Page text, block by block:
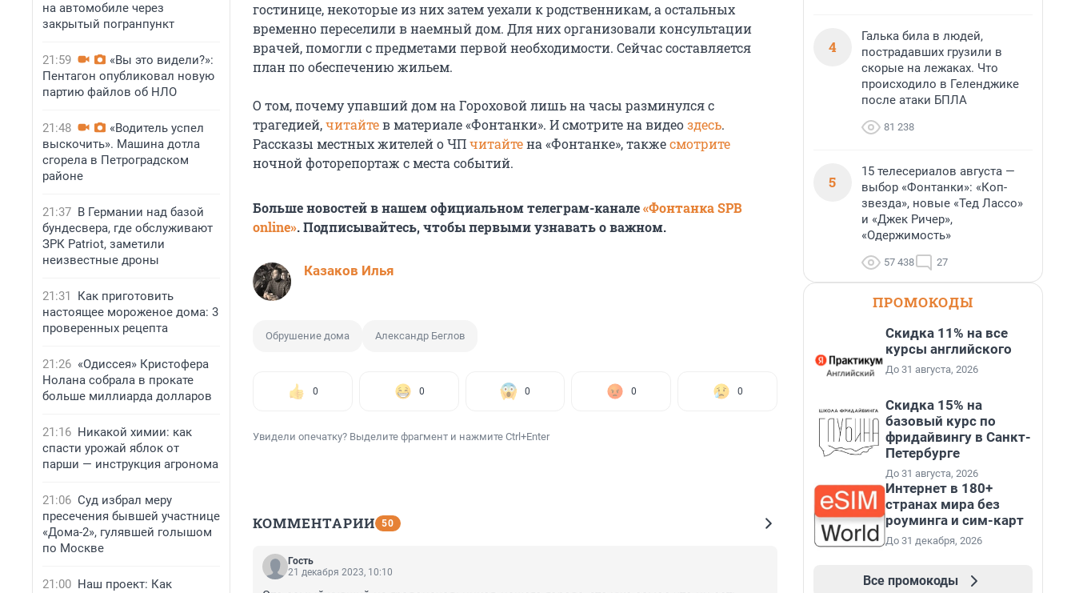
на автомобиле через
закрытый погранпункт
21:59
«Вы это видели?»:
Пентагон опубликовал новую
партию файлов об НЛО
21:48
«Водитель успел
выскочить». Машина дотла
сгорела в Петроградском
районе
21:37 В Германии над базой
бундесвера, где обслуживают
ЗРК Patriot, заметили
неизвестные дроны
21:31
Как приготовить
настоящее мороженое дома: 3
проверенных рецепта
21:26 «Одиссея» Кристофера
Нолана собрала в прокате
больше миллиарда долларов
21:16 Никакой химии: как
спасти урожай яблок от
парши — инструкция агронома
21:06 Суд избрал меру
пресечения бывшей участнице
«Дома-2», гулявшей голышом
по Москве
21:00 Наш проект: Как
гостинице, некоторые из них затем уехали к родственникам, а остальных
временно переселили в наемный дом. Для них организовали консультации
врачей, помогли с предметами первой необходимости. Сейчас составляется
план по обеспечению жильем.
О том, почему упавший дом на Гороховой лишь на часы разминулся с
трагедией,читайтев материале «Фонтанки». И смотрите на видеоздесь.
Рассказы местных жителей о ЧПчитайтена «Фонтанке», такжесмотрите
ночной фоторепортаж с места событий.
Больше новостей в нашем официальном телеграм-канале«Фонтанка SPB
online». Подписывайтесь, чтобы первыми узнавать о важном.
Казаков Илья
Обрушение дома Александр Беглов
0 0 0 0 0
Увидели опечатку? Выделите фрагмент и нажмите Ctrl+Enter
КОММЕНТАРИИ 50
Гость
21 декабря 2023, 10:10
4
Галька била в людей,
пострадавших грузили в
скорые на лежаках. Что
происходило в Геленджике
после атаки БПЛА
81 238
5
15 телесериалов августа —
выбор «Фонтанки»: «Коп-
звезда», новые «Тед Лассо»
и «Джек Ричер»,
«Одержимость»
57 438 27
ПРОМОКОДЫ
Скидка 11% на все
курсы английского
До 31 августа, 2026
Скидка 15% на
базовый курс по
фридайвингу в Санкт-
Петербурге
До 31 августа, 2026
Интернет в 180+
странах мира без
роуминга и сим-карт
До 31 декабря, 2026
Все промокоды